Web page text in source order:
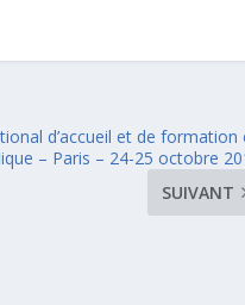
d’accueil et de formation
– Paris – 24-25 octobre
SUIVANT